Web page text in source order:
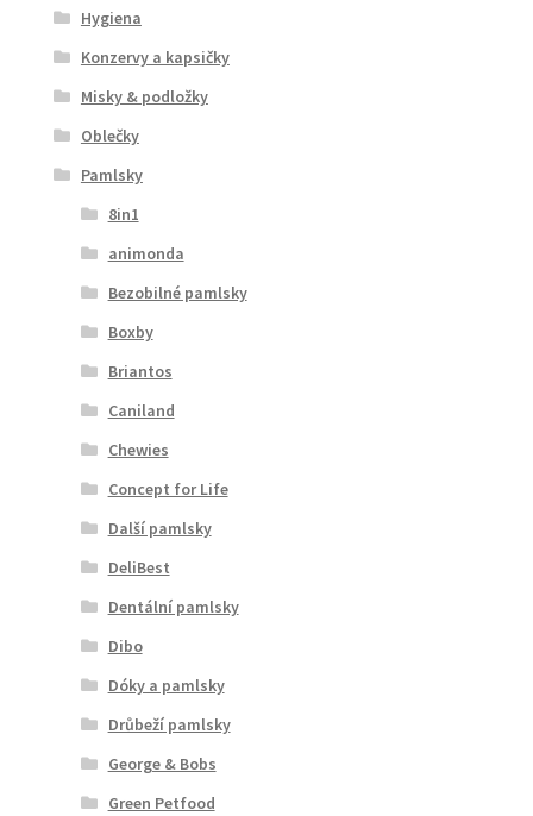
Hygiena
Konzervy a kapsičky
Misky & podložky
Oblečky
Pamlsky
8in1
animonda
Bezobilné pamlsky
Boxby
Briantos
Caniland
Chewies
Concept for Life
Další pamlsky
DeliBest
Dentální pamlsky
Dibo
Dóky a pamlsky
Drůbeží pamlsky
George & Bobs
Green Petfood